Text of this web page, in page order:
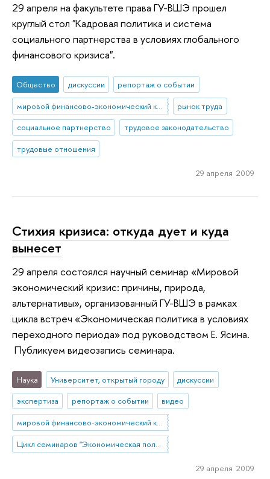
29 апреля на факультете права ГУ-ВШЭ прошел
круглый стол "Кадровая политика и система
социального партнерства в условиях глобального
финансового кризиса".
Общество дискуссии
репортаж о событии
мировой финансово-экономический кризис
рынок труда
социальное партнерство
трудовое законодательство
трудовые отношения
29 апреля 2009
Стихия кризиса: откуда дует и куда
вынесет
29 апреля состоялся научный семинар «Мировой
экономический кризис: причины, природа,
альтернативы», организованный ГУ-ВШЭ в рамках
цикла встреч «Экономическая политика в условиях
переходного периода» под руководством Е. Ясина.
Публикуем видеозапись семинара.
Наука Университет, открытый городу
дискуссии
экспертиза
репортаж о событии
видео
мировой финансово-экономический кризис
Цикл семинаров "Экономическая политика в условиях переходного периода" под руководством Евгения Ясина
29 апреля 2009